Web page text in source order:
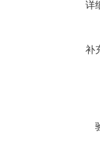
详
补